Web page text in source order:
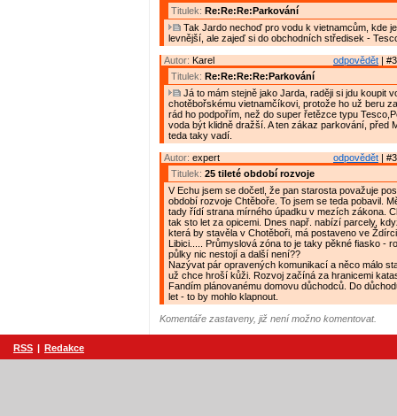
Titulek: Re:Re:Re:Parkování
Tak Jardo nechoď pro vodu k vietnamcům, kde
levnější, ale zajeď si do obchodních středisek -
odpovědět |
Autor: Karel
Titulek: Re:Re:Re:Re:Parkování
Já to mám stejně jako Jarda, raději si jdu koupit
chotěbořskému vietnamčíkovi, protože ho už beru
rád ho podpořím, než do super řetězce typu
voda být klidně dražší. A ten zákaz parkování, před
teda taky vadí.
odpovědět |
Autor: expert
Titulek: 25 tileté období rozvoje
V Echu jsem se dočetl, že pan starosta považuje
období rozvoje Chtěboře. To jsem se teda pobavil.
tady řídí strana mírného úpadku v mezích zákona.
tak sto let za opicemi. Dnes např. nabízí parcely,
která by stavěla v Chotěboři, má postaveno ve
Libici..... Průmyslová zóna to je taky pěkné fiasko -
půlky nic nestojí a další není??
Nazývat pár opravených komunikací a něco málo
už chce hroší kůži. Rozvoj začíná za hranicemi
Fandím plánovanému domovu důchodců. Do
let - to by mohlo klapnout.
Komentáře zastaveny, již není možno komentovat.
RSS | Redakce